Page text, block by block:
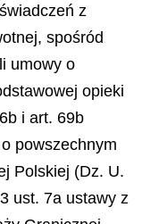
z
spośród
umowy o
opieki
i art. 69b
powszechnym
Polskiej (Dz. U.
ust. 7a ustawy z